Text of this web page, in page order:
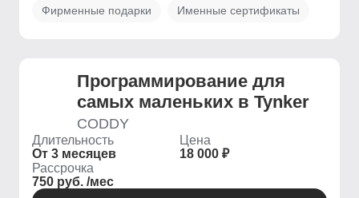
Фирменные подарки Именные сертификаты
Программирование для
самых маленьких в Tynker
CODDY
Длительность
От 3 месяцев
Цена
18 000 ₽
Рассрочка
750 руб. /мес